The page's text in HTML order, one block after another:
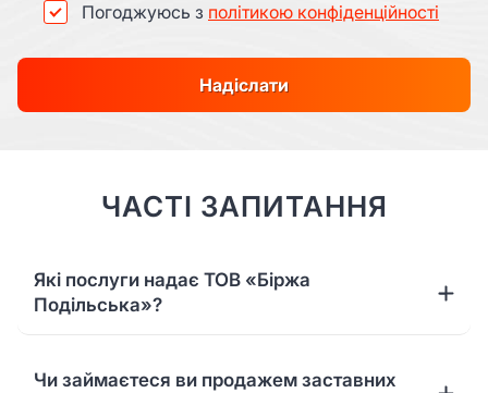
Погоджуюсь з політикою конфіденційності
Надіслати
ЧАСТІ ЗАПИТАННЯ
Які послуги надає ТОВ «Біржа
Подільська»?
Чи займаєтеся ви продажем заставних